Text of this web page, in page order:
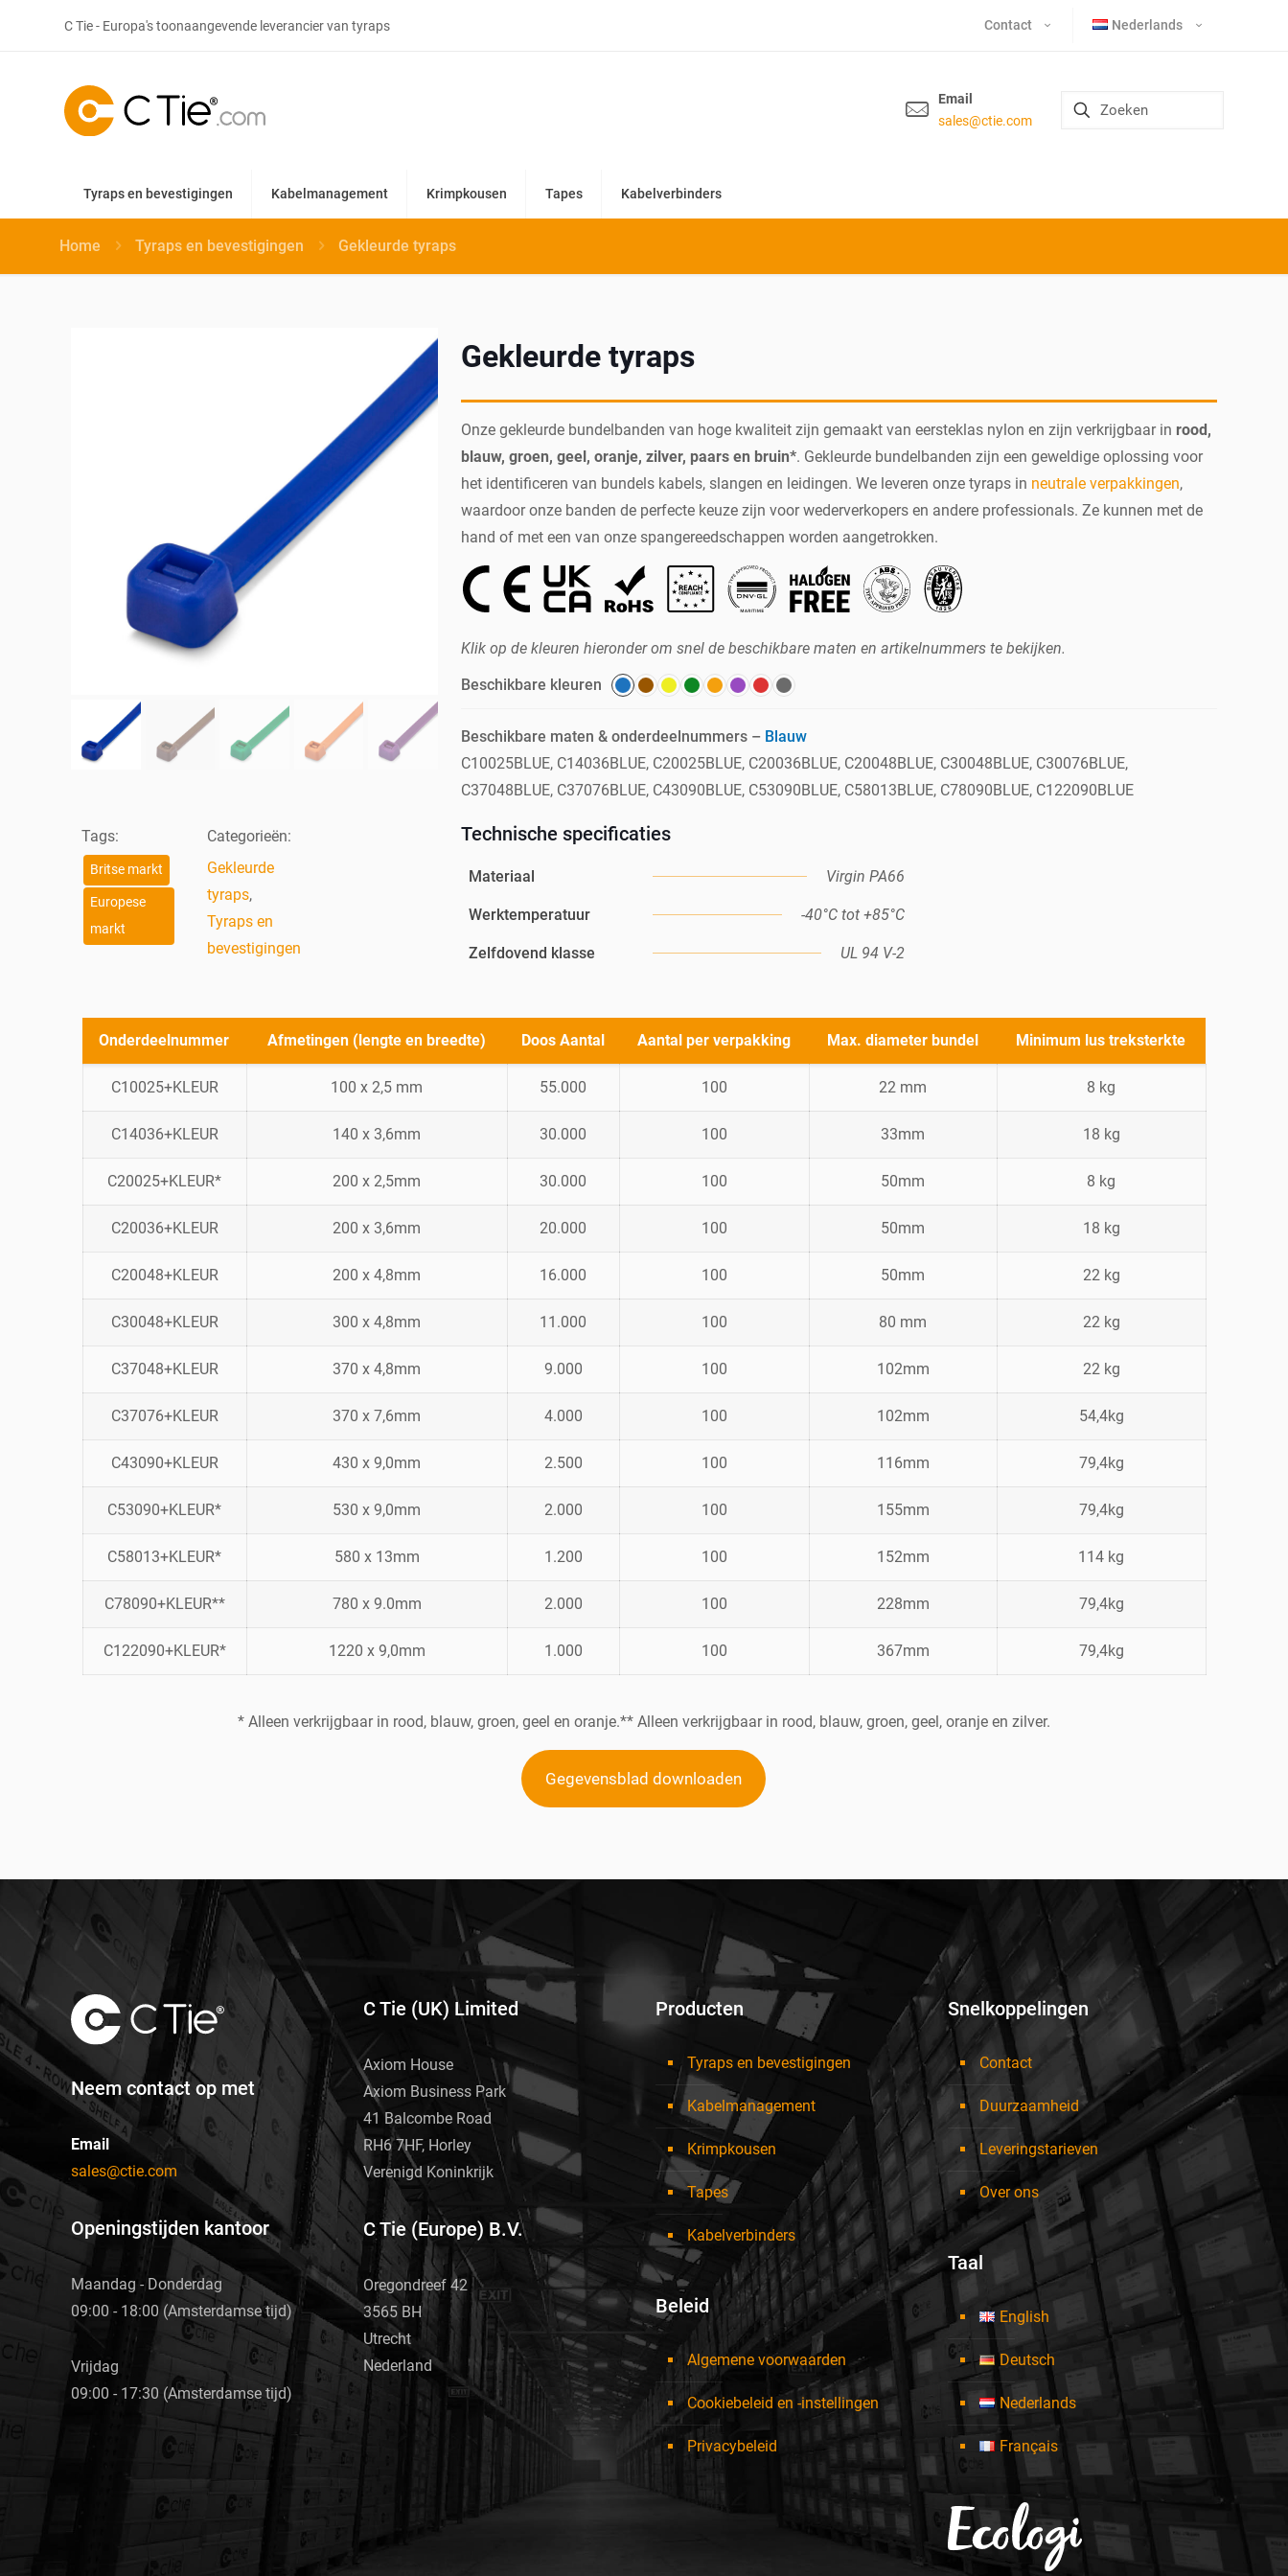
Contact Nederlands
Email
sales@ctie.com
Tyraps en bevestigingen Kabelmanagement Krimpkousen Tapes Kabelverbinders
Home Tyraps en bevestigingen Gekleurde tyraps
Tags:
Britse markt
Europese
markt
Categorieën:
Gekleurde
tyraps,
Tyraps en
bevestigingen
Gekleurde tyraps
Onze gekleurde bundelbanden van hoge kwaliteit zijn gemaakt van eersteklas nylon en zijn verkrijgbaar in rood,
blauw, groen, geel, oranje, zilver, paars en bruin*. Gekleurde bundelbanden zijn een geweldige oplossing voor
het identificeren van bundels kabels, slangen en leidingen. We leveren onze tyraps in neutrale verpakkingen,
waardoor onze banden de perfecte keuze zijn voor wederverkopers en andere professionals. Ze kunnen met de
hand of met een van onze spangereedschappen worden aangetrokken.
Klik op de kleuren hieronder om snel de beschikbare maten en artikelnummers te bekijken.
Beschikbare kleuren
Beschikbare maten & onderdeelnummers – Blauw
C10025BLUE, C14036BLUE, C20025BLUE, C20036BLUE, C20048BLUE, C30048BLUE, C30076BLUE,
C37048BLUE, C37076BLUE, C43090BLUE, C53090BLUE, C58013BLUE, C78090BLUE, C122090BLUE
Technische specificaties
Materiaal Virgin PA66
Werktemperatuur -40°C tot +85°C
Zelfdovend klasse UL 94 V-2
Onderdeelnummer Afmetingen (lengte en breedte) Doos Aantal Aantal per verpakking Max. diameter bundel Minimum lus treksterkte
C10025+KLEUR 100 x 2,5 mm 55.000 100 22 mm 8 kg
C14036+KLEUR 140 x 3,6mm 30.000 100 33mm 18 kg
C20025+KLEUR* 200 x 2,5mm 30.000 100 50mm 8 kg
C20036+KLEUR 200 x 3,6mm 20.000 100 50mm 18 kg
C20048+KLEUR 200 x 4,8mm 16.000 100 50mm 22 kg
C30048+KLEUR 300 x 4,8mm 11.000 100 80 mm 22 kg
C37048+KLEUR 370 x 4,8mm 9.000 100 102mm 22 kg
C37076+KLEUR 370 x 7,6mm 4.000 100 102mm 54,4kg
C43090+KLEUR 430 x 9,0mm 2.500 100 116mm 79,4kg
C53090+KLEUR* 530 x 9,0mm 2.000 100 155mm 79,4kg
C58013+KLEUR* 580 x 13mm 1.200 100 152mm 114 kg
C78090+KLEUR** 780 x 9.0mm 2.000 100 228mm 79,4kg
C122090+KLEUR* 1220 x 9,0mm 1.000 100 367mm 79,4kg
* Alleen verkrijgbaar in rood, blauw, groen, geel en oranje.** Alleen verkrijgbaar in rood, blauw, groen, geel, oranje en zilver.
Gegevensblad downloaden
Neem contact op met
Email
sales@ctie.com
Openingstijden kantoor
Maandag - Donderdag
09:00 - 18:00 (Amsterdamse tijd)
Vrijdag
09:00 - 17:30 (Amsterdamse tijd)
C Tie (UK) Limited
Axiom House
Axiom Business Park
41 Balcombe Road
RH6 7HF, Horley
Verenigd Koninkrijk
C Tie (Europe) B.V.
Oregondreef 42
3565 BH
Utrecht
Nederland
Producten
Tyraps en bevestigingen
Kabelmanagement
Krimpkousen
Tapes
Kabelverbinders
Beleid
Algemene voorwaarden
Cookiebeleid en -instellingen
Privacybeleid
Snelkoppelingen
Contact
Duurzaamheid
Leveringstarieven
Over ons
Taal
English
Deutsch
Nederlands
Français